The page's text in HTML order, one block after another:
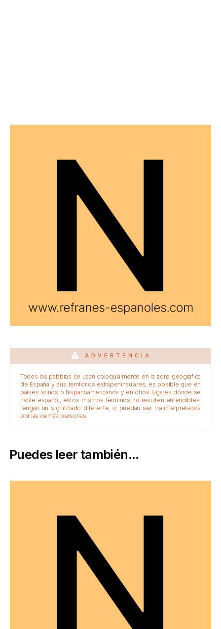
ADVERTENCIA
Todos las palabras se usan coloquialmente en la zona geográfica
de España y sus territorios extrapeninsulares, es posible que en
países latinos o hispanoamericanos y en otros lugares donde se
hable español, estos mismos términos no resulten entendibles,
tengan un significado diferente, o puedan ser malinterpretados
por las demás personas
Puedes leer también...